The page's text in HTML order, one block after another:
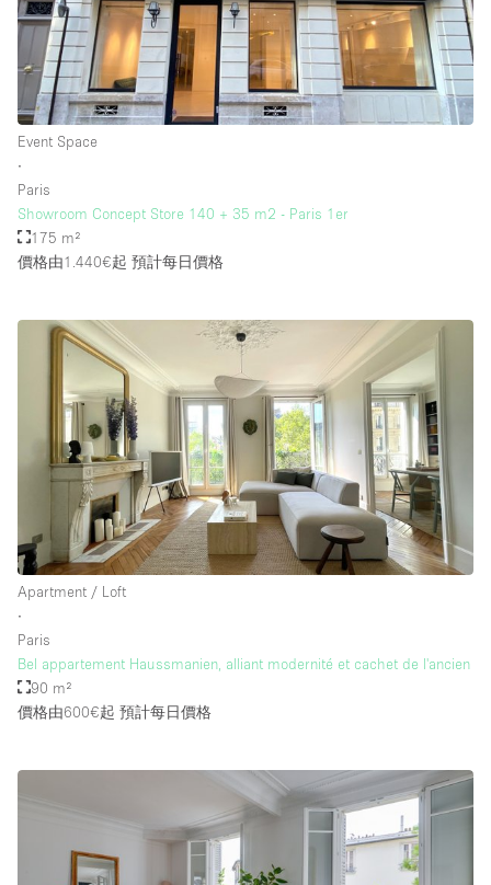
Event Space
∙
Paris
Showroom Concept Store 140 + 35 m2 - Paris 1er
175 m²
價格由1.440€起 預計每日價格
Apartment / Loft
∙
Paris
Bel appartement Haussmanien, alliant modernité et cachet de l'ancien
90 m²
價格由600€起 預計每日價格